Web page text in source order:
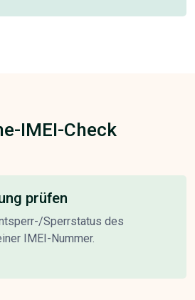
IMEI-Check
prüfen
Sperrstatus des
IMEI-Nummer.